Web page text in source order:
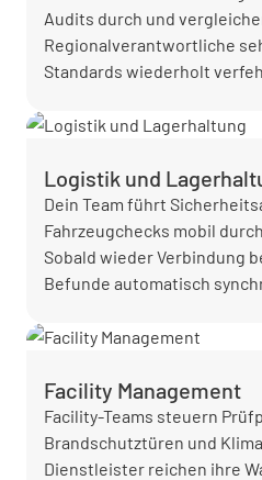
Audits durch und
Regionalverantwortliche
Standards wiederholt
Logistik und
Dein Team führt
Fahrzeugchecks mobil
Sobald wieder Verbindung
Befunde automatisch
Facility Management
Facility-Teams steuern
Brandschutztüren und
Dienstleister reichen ihre